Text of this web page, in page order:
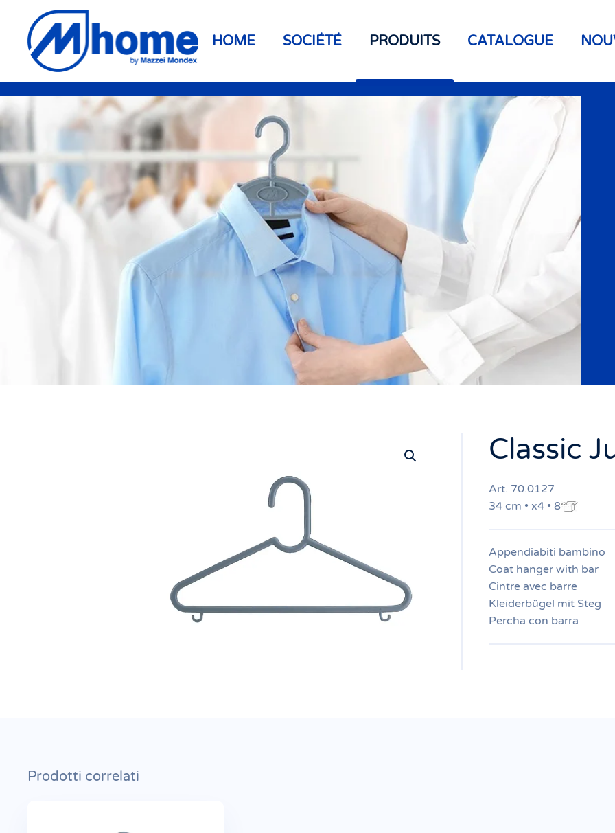
Skip to main content HOME SOCIÉTÉ PRODUITS CATALOGUE
Classic
Art. 70.0127
34 cm • x4 • 8
Appendiabiti bambino
Coat hanger with bar
Cintre avec barre
Kleiderbügel mit Steg
Percha con barra
Prodotti correlati